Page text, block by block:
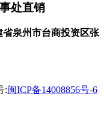
处直销
泉州市台商投资区张
:闽ICP备14008856号-6